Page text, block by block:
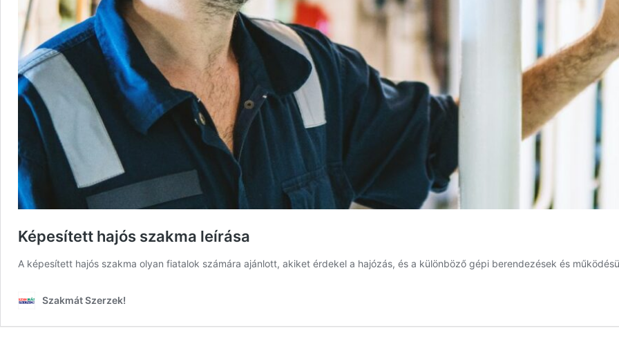
Képesített hajós szakma leírása
A képesített hajós szakma olyan fiatalok számára ajánlott, akiket érdekel a hajózás, és a különböző gépi berendezések és
Szakmát Szerzek!